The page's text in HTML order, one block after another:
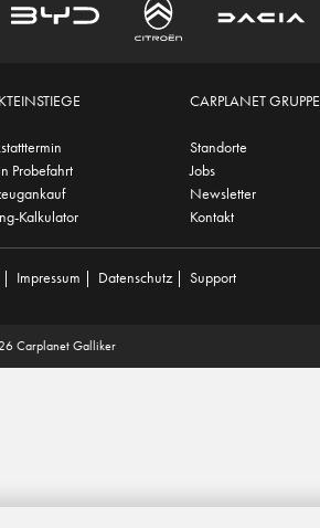
Probefahrt
Kalkulator
CARPLANET GRUPPE
Standorte
Jobs
Newsletter
Kontakt
| Impressum | Datenschutz| Support
Carplanet Galliker